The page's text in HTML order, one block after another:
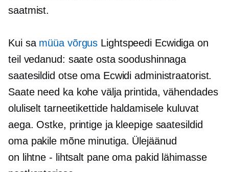
saatmist.
Kui sa müüa võrgus Lightspeedi Ecwidiga on
teil vedanud: saate osta soodushinnaga
saatesildid otse oma Ecwidi administraatorist.
Saate need ka kohe välja printida, vähendades
oluliselt tarneetikettide haldamisele kuluvat
aega. Ostke, printige ja kleepige saatesildid
oma pakile mõne minutiga. Ülejäänud
on lihtne - lihtsalt pane oma pakid lähimasse